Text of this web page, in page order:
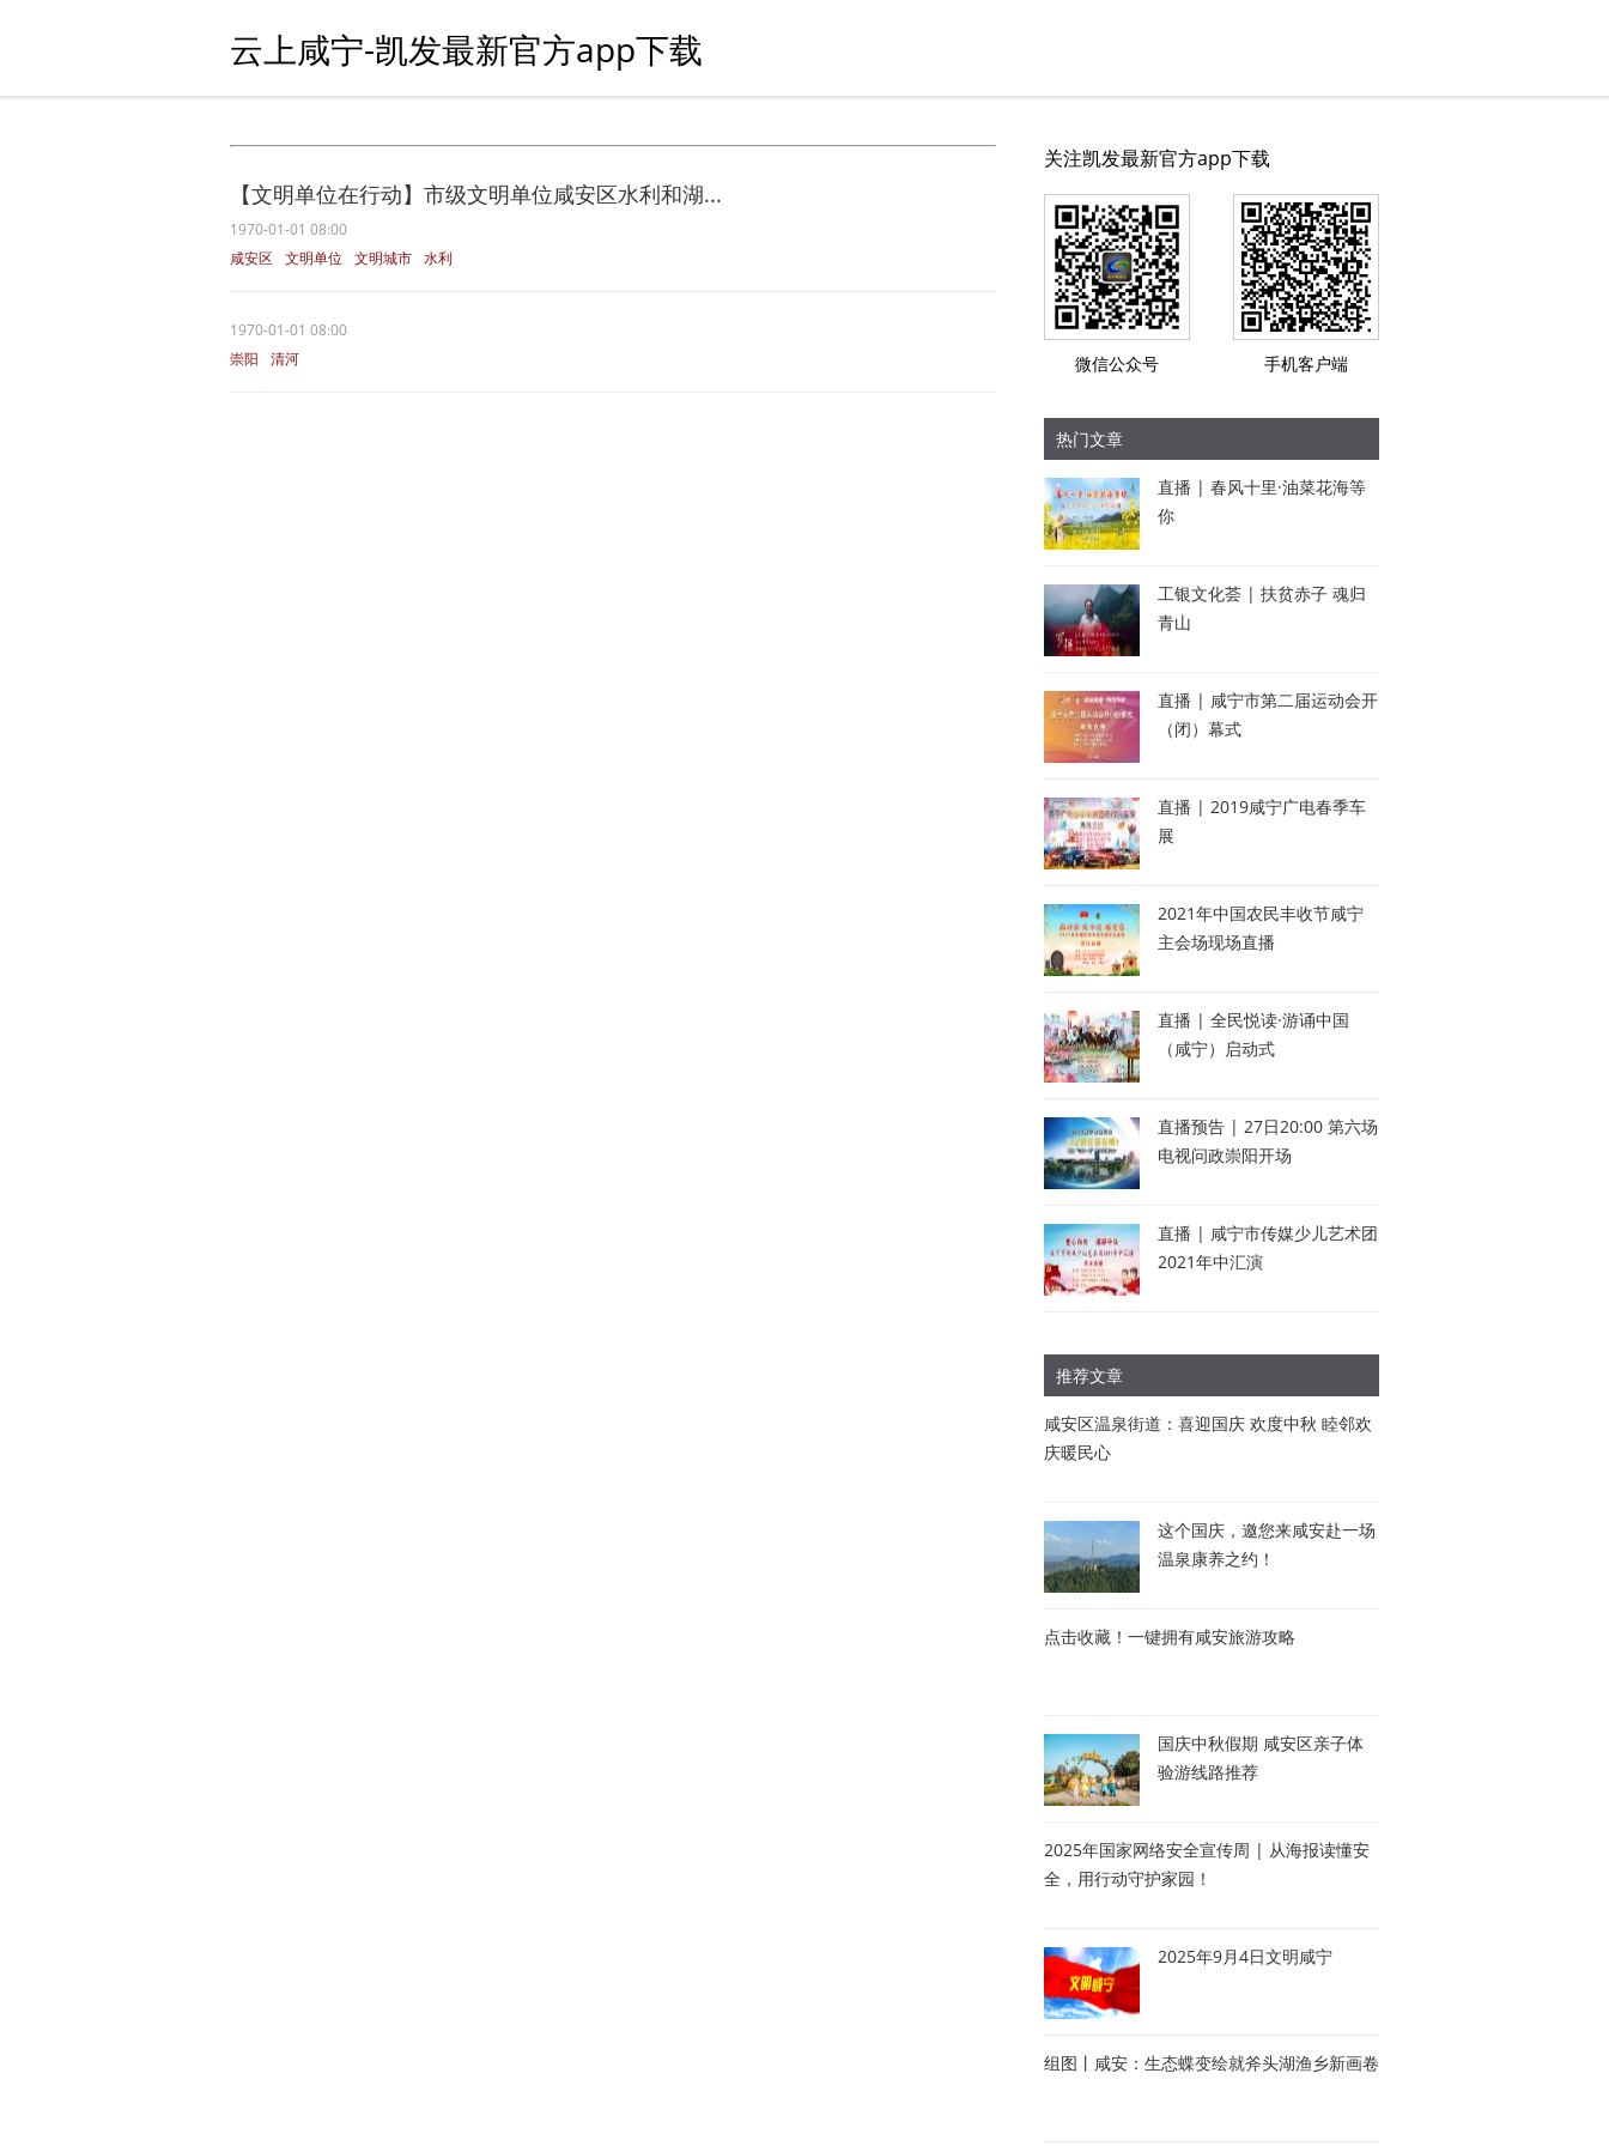
云上咸宁-凯发最新官方app下载
【文明单位在行动】市级文明单位咸安区水利和湖...
1970-01-01 08:00
咸安区 文明单位 文明城市 水利
1970-01-01 08:00
崇阳
清河
关注凯发最新官方app下载
微信公众号 手机客户端
热门文章
直播 | 春风十里·油菜花海等
你
工银文化荟 | 扶贫赤子 魂归
青山
直播 | 咸宁市第二届运动会开
（闭）幕式
直播 | 2019咸宁广电春季车
展
2021年中国农民丰收节咸宁
主会场现场直播
直播 | 全民悦读·游诵中国
（咸宁）启动式
直播预告 | 27日20:00 第六场
电视问政崇阳开场
直播 | 咸宁市传媒少儿艺术团
2021年中汇演
推荐文章
咸安区温泉街道：喜迎国庆 欢度中秋 睦邻欢
庆暖民心
这个国庆，邀您来咸安赴一场
温泉康养之约！
点击收藏！一键拥有咸安旅游攻略
国庆中秋假期 咸安区亲子体
验游线路推荐
2025年国家网络安全宣传周 | 从海报读懂安
全，用行动守护家园！
2025年9月4日文明咸宁
组图丨咸安：生态蝶变绘就斧头湖渔乡新画卷